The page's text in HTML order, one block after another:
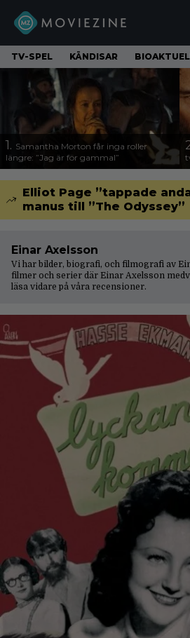
TV-SPEL KÄNDISAR
1. Samantha Morton får inga roller
längre: ”Jag är för gammal”
Elliot Page ”tappade
manus till ”The Odyssey”
Einar Axelsson
Vi har bilder, biografi, och filmografi av
filmer och serier där Einar Axelsson
läsa vidare på våra recensioner.